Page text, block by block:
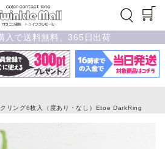
入で送料無料、365日出荷
リング6枚入（度あり・なし）Etoe DarkRing